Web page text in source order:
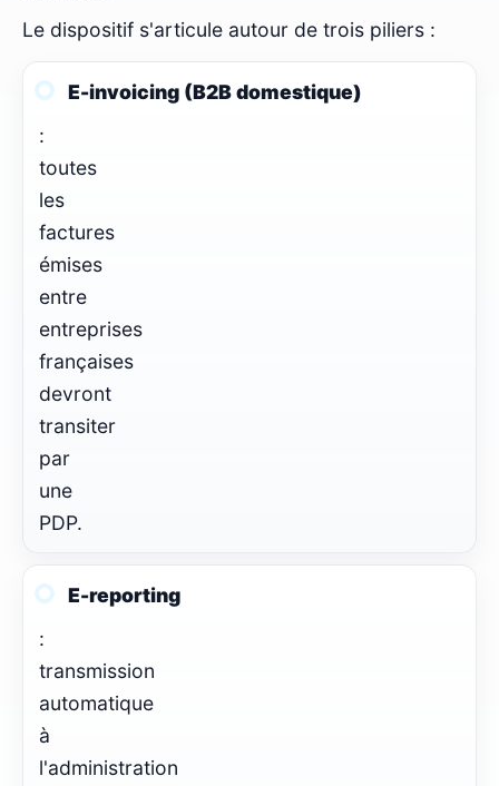
Le dispositif s'articule autour de trois piliers :
E-invoicing (B2B domestique)
:
toutes
les
factures
émises
entre
entreprises
françaises
devront
transiter
par
une
PDP.
E-reporting
:
transmission
automatique
à
l'administration